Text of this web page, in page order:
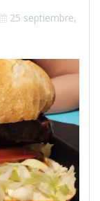
25 septiembre,